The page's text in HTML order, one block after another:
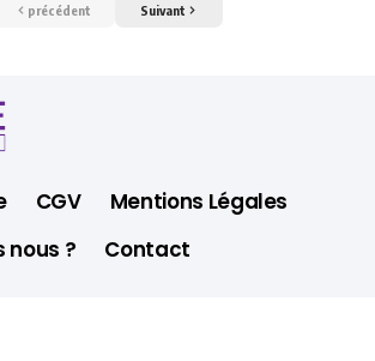
précédent Suivant
CGV
Mentions Légales
nous ?
Contact